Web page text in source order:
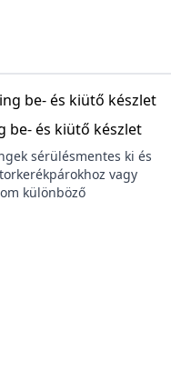
be- és kiütő készlet
sérülésmentes ki és
vagy
különböző